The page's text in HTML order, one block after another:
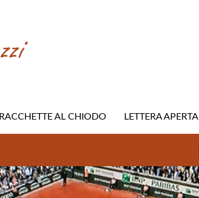
RACCHETTE AL CHIODO LETTERA APERTA